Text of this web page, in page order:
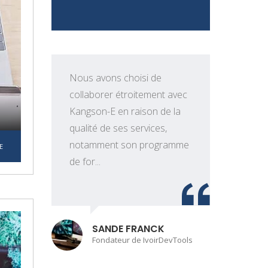
Nous avons choisi de
collaborer étroitement avec
Kangson-E en raison de la
qualité de ses services,
notamment son programme
de for...
SANDE FRANCK
Fondateur de IvoirDevTools